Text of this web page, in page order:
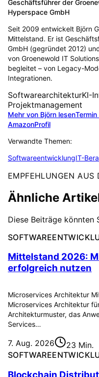
Geschäftsführer der
Hyperspace GmbH
Seit 2009 entwickelt Björn
Mittelstand. Er ist
GmbH (gegründet 2012)
von Groenewold IT
begleitet – von Legacy-
Integrationen.
SoftwarearchitekturKI-
Projektmanagement
Mehr von Björn lesen
AmazonProfil
Verwandte Themen:
SoftwareentwicklungIT-
EMPFEHLUNGEN AUS
Ähnliche
Diese Beiträge könnten
Mittelstand 2026:
erfolgreich nutzen
Microservices Architektur
Microservices Architektur
Architekturmuster, das
Services…
7. Aug. 2026
23 Min.
Blockchain